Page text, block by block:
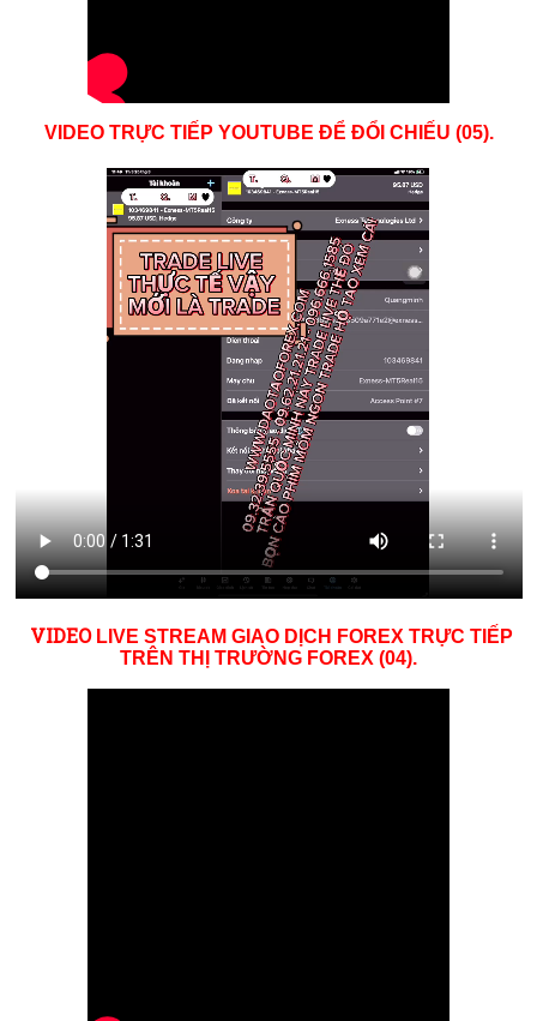
VIDEO TRỰC TIẾP YOUTUBE ĐỂ ĐỔI CHIẾU (05).
VIDEOLIVE STREAM GIAO DỊCH FOREX TRỰC TIẾP
TRÊN THỊ TRƯỜNG FOREX (04).